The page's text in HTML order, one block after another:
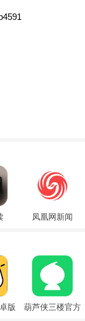
凤凰网新闻
版
葫芦侠三楼官方